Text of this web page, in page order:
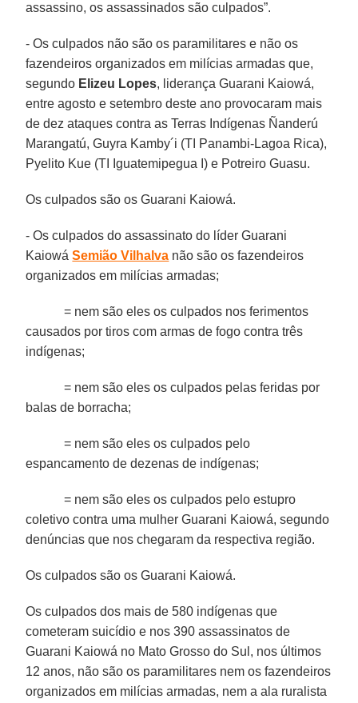
assassino, os assassinados são culpados”.
- Os culpados não são os paramilitares e não os
fazendeiros organizados em milícias armadas que,
segundo Elizeu Lopes, liderança Guarani Kaiowá,
entre agosto e setembro deste ano provocaram mais
de dez ataques contra as Terras Indígenas Ñanderú
Marangatú, Guyra Kamby´i (TI Panambi-Lagoa Rica),
Pyelito Kue (TI Iguatemipegua I) e Potreiro Guasu.
Os culpados são os Guarani Kaiowá.
- Os culpados do assassinato do líder Guarani
KaiowáSemião Vilhalva não são os fazendeiros
organizados em milícias armadas;
= nem são eles os culpados nos ferimentos
causados por tiros com armas de fogo contra três
indígenas;
= nem são eles os culpados pelas feridas por
balas de borracha;
= nem são eles os culpados pelo
espancamento de dezenas de indígenas;
= nem são eles os culpados pelo estupro
coletivo contra uma mulher Guarani Kaiowá, segundo
denúncias que nos chegaram da respectiva região.
Os culpados são os Guarani Kaiowá.
Os culpados dos mais de 580 indígenas que
cometeram suicídio e nos 390 assassinatos de
Guarani Kaiowá no Mato Grosso do Sul, nos últimos
12 anos, não são os paramilitares nem os fazendeiros
organizados em milícias armadas, nem a ala ruralista